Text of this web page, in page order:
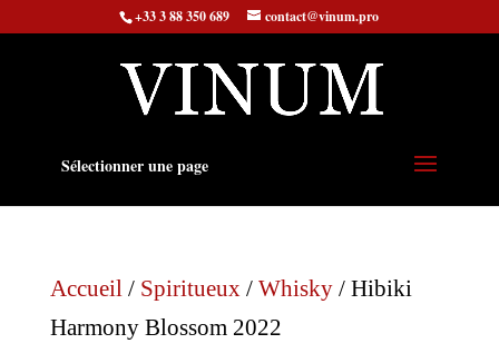
+33 3 88 350 689 contact@vinum.pro
Sélectionner une page
Accueil/ Spiritueux/ Whisky/ Hibiki
Harmony Blossom 2022